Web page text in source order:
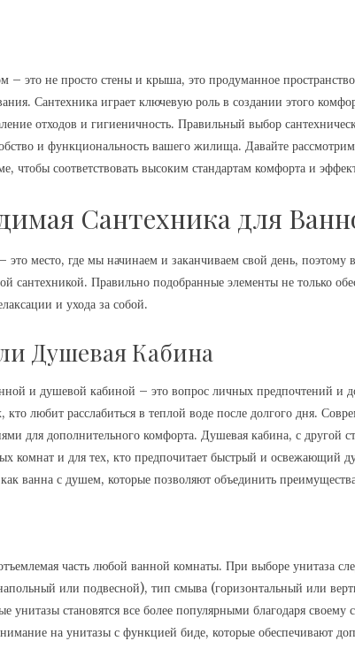
– это не просто стены и крыша, это продуманное
Сантехника играет ключевую роль в создании этого
отходов и гигиеничность. Правильный выбор
и функциональность вашего жилища. Давайте
чтобы соответствовать высоким стандартам комфорта и
Сантехника для
это место, где мы начинаем и заканчиваем свой день,
сантехникой. Правильно подобранные элементы не только
и ухода за собой.
Душевая Кабина
и душевой кабиной – это вопрос личных предпочтений и
кто любит расслабиться в теплой воде после долгого дня.
для дополнительного комфорта. Душевая кабина, с другой
комнат и для тех, кто предпочитает быстрый и освежающий
ванна с душем, которые позволяют объединить
часть любой ванной комнаты. При выборе унитаза
или подвесной), тип смыва (горизонтальный или
унитазы становятся все более популярными благодаря
на унитазы с функцией биде, которые обеспечивают